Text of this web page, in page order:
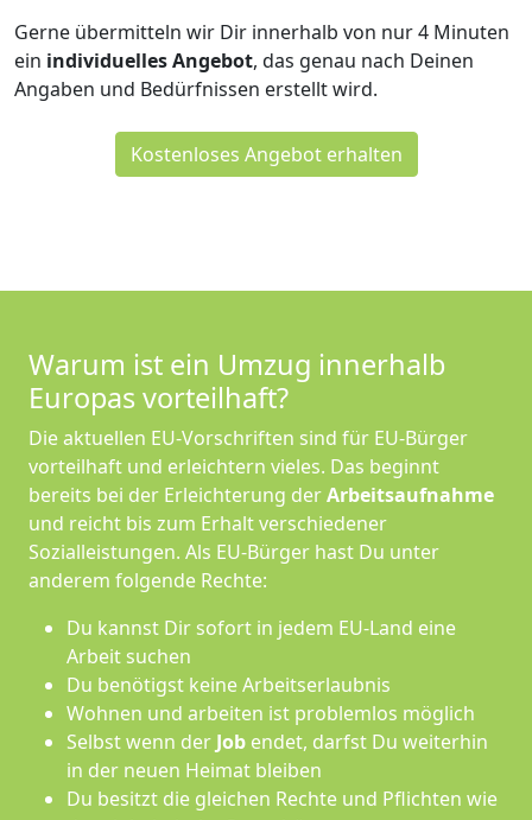
Gerne übermitteln wir Dir innerhalb von nur4 Minuten
ein individuelles Angebot, das genau nach Deinen
Angaben und Bedürfnissen erstellt wird.
Kostenloses Angebot erhalten
Warum ist ein Umzug innerhalb
Europas vorteilhaft?
Die aktuellen EU-Vorschriften sind für EU-Bürger
vorteilhaft und erleichtern vieles. Das beginnt
bereits bei der Erleichterung derArbeitsaufnahme
und reicht bis zum Erhalt verschiedener
Sozialleistungen. Als EU-Bürger hast Du unter
anderem folgende Rechte:
Du kannst Dir sofort in jedem EU-Land eine
Arbeit suchen
Du benötigst keine Arbeitserlaubnis
Wohnen und arbeiten ist problemlos möglich
Selbst wenn der Job endet, darfst Du weiterhin
in der neuen Heimat bleiben
Du besitzt die gleichen Rechte und Pflichten wie